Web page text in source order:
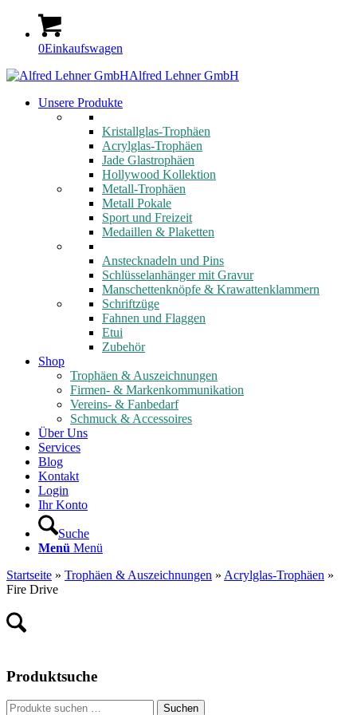
0Einkaufswagen
Alfred Lehner GmbH
Unsere Produkte
Kristallglas-Trophäen
Acrylglas-Trophäen
Jade Glastrophäen
Hollywood Kollektion
Metall-Trophäen
Metall Pokale
Sport und Freizeit
Medaillen & Plaketten
Anstecknadeln und Pins
Schlüsselanhänger mit Gravur
Manschettenknöpfe & Krawattenklammern
Schriftzüge
Fahnen und Flaggen
Etui
Zubehör
Shop
Trophäen & Auszeichnungen
Firmen- & Markenkommunikation
Vereins- & Fanbedarf
Schmuck & Accessoires
Über Uns
Services
Blog
Kontakt
Login
Ihr Konto
Suche
Menü Menü
Startseite » Trophäen & Auszeichnungen » Acrylglas-Trophäen »
Fire Drive
Produktsuche
Suche
Suchen